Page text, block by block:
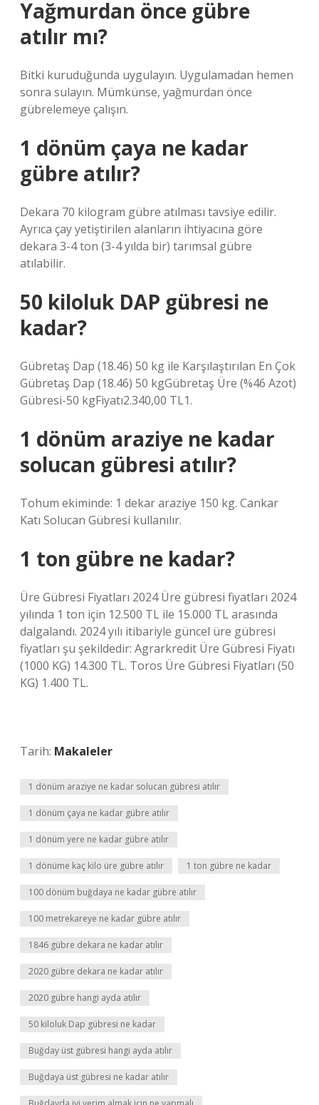
Yağmurdan önce gübre
atılır mı?
Bitki kuruduğunda uygulayın. Uygulamadan hemen
sonra sulayın. Mümkünse, yağmurdan önce
gübrelemeye çalışın.
1 dönüm çaya ne kadar
gübre atılır?
Dekara 70 kilogram gübre atılması tavsiye edilir.
Ayrıca çay yetiştirilen alanların ihtiyacına göre
dekara 3-4 ton (3-4 yılda bir) tarımsal gübre
atılabilir.
50 kiloluk DAP gübresi ne
kadar?
Gübretaş Dap (18.46) 50 kg ile Karşılaştırılan En Çok
Gübretaş Dap (18.46) 50 kgGübretaş Üre (%46 Azot)
Gübresi-50 kgFiyatı2.340,00 TL1.
1 dönüm araziye ne kadar
solucan gübresi atılır?
Tohum ekiminde: 1 dekar araziye 150 kg. Cankar
Katı Solucan Gübresi kullanılır.
1 ton gübre ne kadar?
Üre Gübresi Fiyatları 2024 Üre gübresi fiyatları 2024
yılında 1 ton için 12.500 TL ile 15.000 TL arasında
dalgalandı. 2024 yılı itibariyle güncel üre gübresi
fiyatları şu şekildedir: Agrarkredit Üre Gübresi Fiyatı
(1000 KG) 14.300 TL. Toros Üre Gübresi Fiyatları (50
KG) 1.400 TL.
Tarih: Makaleler
1 dönüm araziye ne kadar solucan gübresi atılır
1 dönüm çaya ne kadar gübre atılır
1 dönüm yere ne kadar gübre atılır
1 dönüme kaç kilo üre gübre atılır 1 ton gübre ne kadar
100 dönüm buğdaya ne kadar gübre atılır
100 metrekareye ne kadar gübre atılır
1846 gübre dekara ne kadar atılır
2020 gübre dekara ne kadar atılır
2020 gübre hangi ayda atılır
50 kiloluk Dap gübresi ne kadar
Buğday üst gübresi hangi ayda atılır
Buğdaya üst gübresi ne kadar atılır